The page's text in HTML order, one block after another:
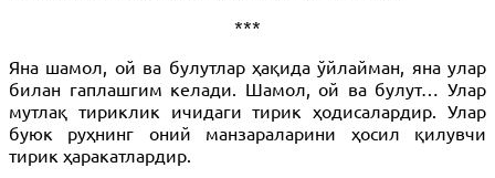
***
Яна шамол, ой ва булутлар ҳақида ўйлайман, яна улар
билан гаплашгим келади. Шамол, ой ва булут… Улар
мутлақ тириклик ичидаги тирик ҳодисалардир. Улар
буюк руҳнинг оний манзараларини ҳосил қилувчи
тирик ҳаракатлардир.